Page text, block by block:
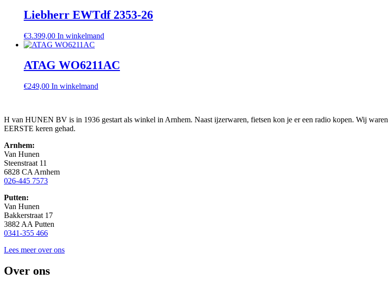
Liebherr EWTdf 2353-26
€3.399,00 In winkelmand
ATAG WO6211AC
€249,00 In winkelmand
H van HUNEN BV is in 1936 gestart als winkel in Arnhem. Naast ijzerwaren, fietsen kon je er een radio kopen. Wij
EERSTE keren gehad.
Arnhem:
Van Hunen
Steenstraat 11
6828 CA Arnhem
026-445 7573
Putten:
Van Hunen
Bakkerstraat 17
3882 AA Putten
0341-355 466
Lees meer over ons
Over ons